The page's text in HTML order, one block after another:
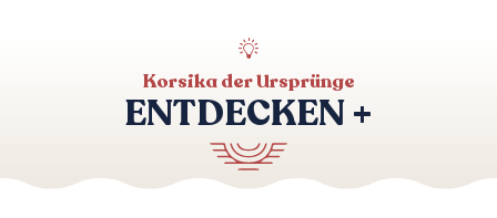
Korsika der Ursprünge
ENTDECKEN +